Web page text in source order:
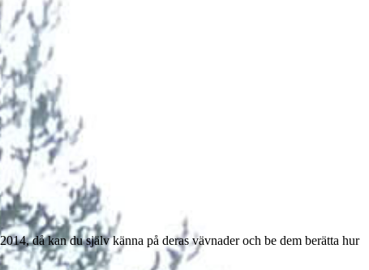
då kan du själv känna på deras vävnader och be dem berätta hur